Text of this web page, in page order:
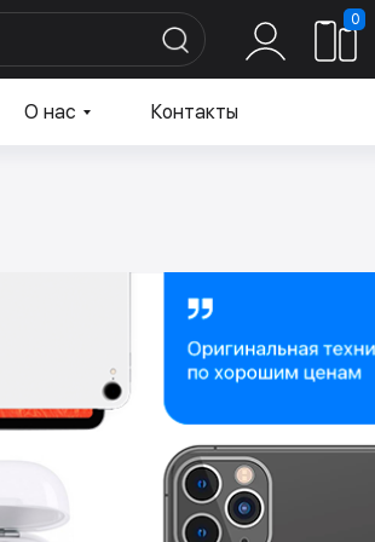
0
О нас Контакты